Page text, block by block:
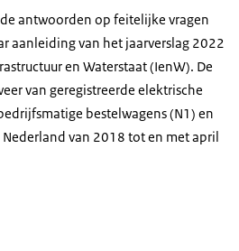
antwoorden op feitelijke vragen
aanleiding van het jaarverslag 2022
en Waterstaat (IenW). De
van geregistreerde elektrische
bestelwagens (N1) en
van 2018 tot en met april